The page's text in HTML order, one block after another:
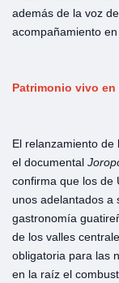
además de la voz
acompañamiento
Patrimonio vivo
El relanzamiento
el documental
confirma que los de
unos adelantados a
gastronomía
de los valles
obligatoria para las
en la raíz el